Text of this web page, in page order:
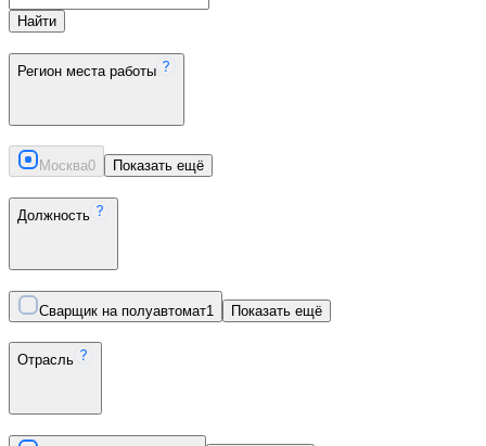
Найти
Регион места работы
Москва0 Показать ещё
Должность
Сварщик на полуавтомат1 Показать ещё
Отрасль